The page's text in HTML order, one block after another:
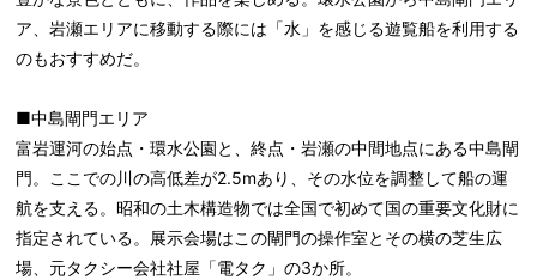
ア、岩瀬エリアに移動する際には「水」を感じる遊覧船を利用する
のもおすすめだ。
■中島閘門エリア
富岩運河の始点・環水公園と、終点・岩瀬の中間地点にある中島閘
門。ここでの川の高低差が2.5mあり、その水位を調整して船の運
航を支える。昭和の土木構造物では全国で初めて国の重要文化財に
指定されている。展示会場はこの閘門の操作室とその横の芝生広
場、元タクシー会社社屋「電タク」の3か所。